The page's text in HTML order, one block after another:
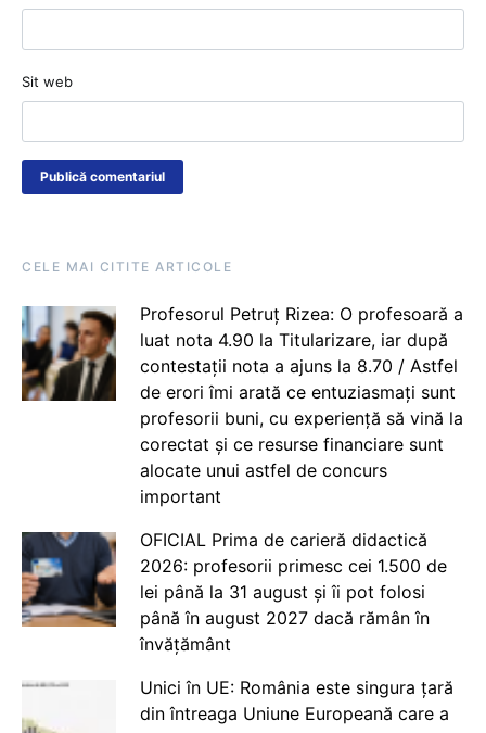
Sit web
CELE MAI CITITE ARTICOLE
Profesorul Petruț Rizea: O profesoară a
luat nota 4.90 la Titularizare, iar după
contestații nota a ajuns la 8.70 / Astfel
de erori îmi arată ce entuziasmați sunt
profesorii buni, cu experiență să vină la
corectat și ce resurse financiare sunt
alocate unui astfel de concurs
important
OFICIAL Prima de carieră didactică
2026: profesorii primesc cei 1.500 de
lei până la 31 august și îi pot folosi
până în august 2027 dacă rămân în
învățământ
Unici în UE: România este singura țară
din întreaga Uniune Europeană care a